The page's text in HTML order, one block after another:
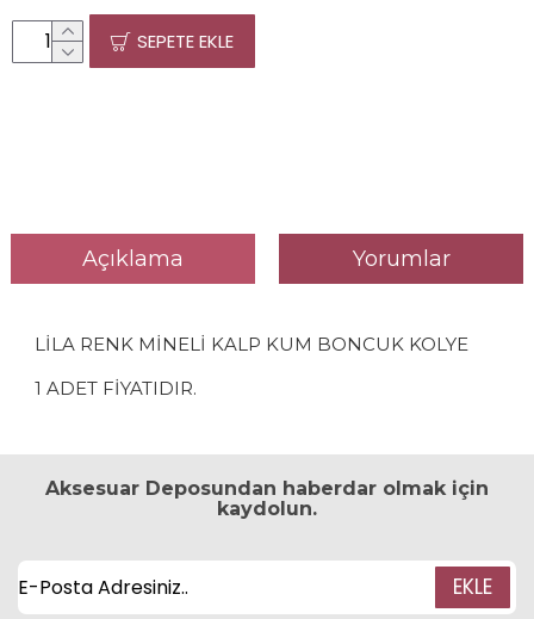
SEPETE EKLE
Açıklama Yorumlar
LİLA RENK MİNELİ KALP KUM BONCUK KOLYE
1 ADET FİYATIDIR.
Aksesuar Deposundan haberdar olmak için
kaydolun.
EKLE